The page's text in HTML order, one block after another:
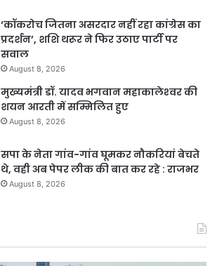
‘कॉकरोच जितना असरदार नहीं रहा कांग्रेस का
प्रदर्शन’, शशि थरूर ने फिर उठाए पार्टी पर
सवाल
August 8, 2026
मुख्यमंत्री डॉ. यादव भगवान महाकालेश्‍वर की
शयन आरती में सम्मिलित हुए
August 8, 2026
सपा के नेता गांव-गांव घूमकर नौकरियां बेचते
थे, वही अब पेपर लीक की बात कर रहे : राजभर
August 8, 2026